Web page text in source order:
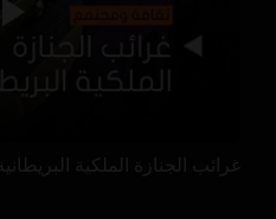
غرائب الجنازة الملكية البريطانية